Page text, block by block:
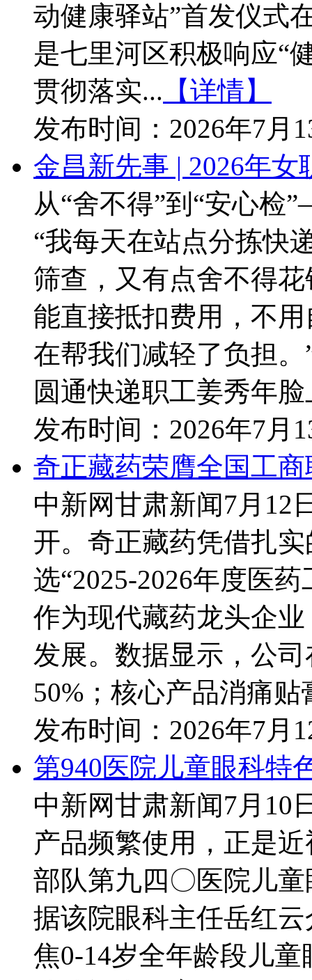
动健康驿站”首发仪式
是七里河区积极响应“
贯彻落实... 【详情】
发布时间： 2026年7月
金昌新先事 | 2026年
从“舍不得”到“安心检
“我每天在站点分拣快
筛查，又有点舍不得
能直接抵扣费用，不
在帮我们减轻了负担
圆通快递职工姜秀年
发布时间： 2026年7月
奇正藏药荣膺全国工
中新网甘肃新闻7月12
开。奇正藏药凭借扎
选“2025-2026年度医
作为现代藏药龙头企
发展。数据显示，公
50%；核心产品消痛
发布时间： 2026年7月
第940医院儿童眼科特
中新网甘肃新闻7月10
产品频繁使用，正是
部队第九四〇医院儿
据该院眼科主任岳红
焦0-14岁全年龄段儿